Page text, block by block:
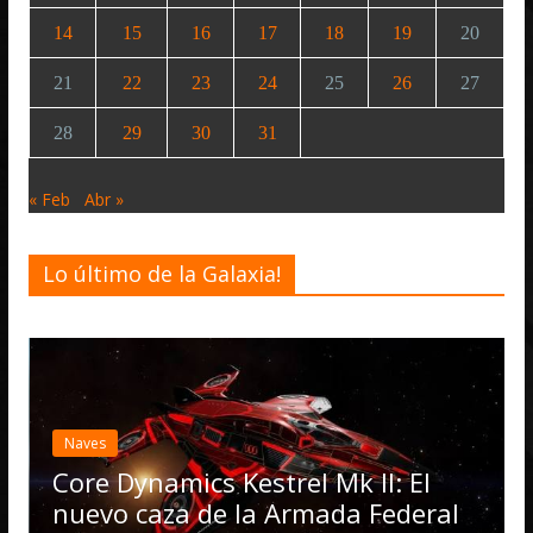
14 15 16 17 18 19 20
21 22 23 24 25 26 27
28 29 30 31
« Feb Abr »
Lo último de la Galaxia!
Dynamics Kestrel Mk II: El
caza de la Armada Federal